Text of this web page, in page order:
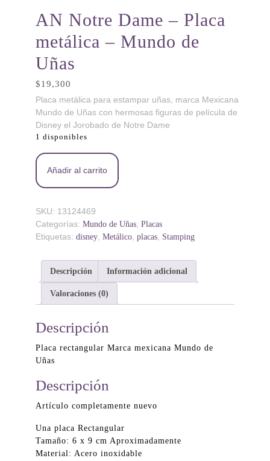
AN Notre Dame – Placa
metálica – Mundo de
Uñas
$19,300
Placa metálica para estampar uñas, marca Mexicana
Mundo de Uñas con hermosas figuras de película de
Disney el Jorobado de Notre Dame
1 disponibles
AN Notre Dame - Placa metálica - Mundo de Uñas
cantidad
Añadir al carrito
SKU: 13124469
Categorías: Mundo de Uñas, Placas
Etiquetas: disney, Metálico, placas, Stamping
Descripción Información adicional
Valoraciones (0)
Descripción
Placa rectangular Marca mexicana Mundo de
Uñas
Descripción
Artículo completamente nuevo
Una placa Rectangular
Tamaño: 6 x 9 cm Aproximadamente
Material: Acero inoxidable